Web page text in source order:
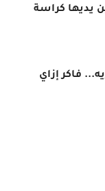
يديها كراسة
فاكر إزاي